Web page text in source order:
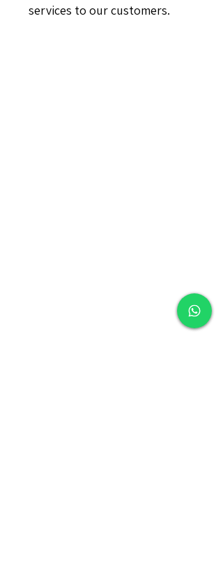
services to our customers.